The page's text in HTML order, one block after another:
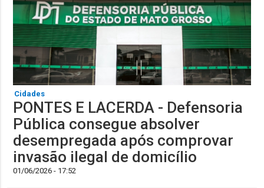
Cidades
PONTES E LACERDA - Defensoria
Pública consegue absolver
desempregada após comprovar
invasão ilegal de domicílio
01/06/2026 - 17:52